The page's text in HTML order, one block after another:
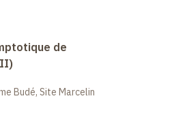
de
Budé, Site Marcelin